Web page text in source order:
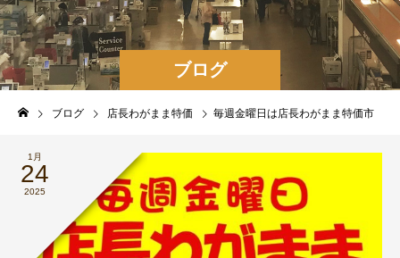
ブログ
ブログ 店長わがまま特価 毎週金曜日は店長わがまま特価市
1月
24
2025